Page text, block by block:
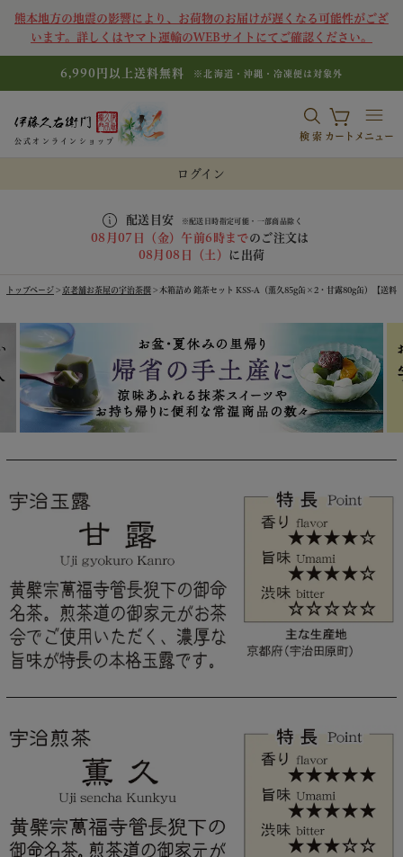
熊本地方の地震の影響により、お荷物のお届けが遅くなる可能性がござ
います。詳しくはヤマト運輸のWEBサイトにてご確認ください。
6,990円以上送料無料 ※北海道・沖縄・冷凍便は対象外
公式オンラインショップ 検索 カート メニュー
ログイン
配送目安 ※配送日時指定可能・一部商品除く
08月07日（金）午前6時までのご注文は
08月08日（土）
に出荷
トップページ 京老舗お茶屋の宇治茶撰 木箱詰め 銘茶セット KSS-A（薫久85g缶×2・甘露80g缶）【送料